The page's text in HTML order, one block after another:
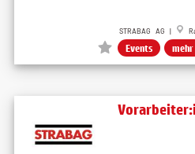
STRABAG AG |
Events